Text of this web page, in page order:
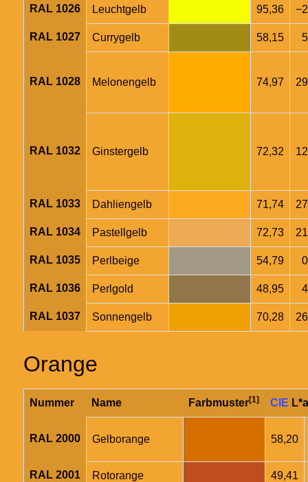
RAL 1026 Leuchtgelb 95,36
RAL 1027 Currygelb 58,15
RAL 1028 Melonengelb 74,97
RAL 1032 Ginstergelb 72,32
RAL 1033 Dahliengelb 71,74
RAL 1034 Pastellgelb 72,73
RAL 1035 Perlbeige 54,79
RAL 1036 Perlgold 48,95
RAL 1037 Sonnengelb 70,28
Orange
Nummer Name Farbmuster[1] CIE
RAL 2000 Gelborange 58,20
RAL 2001 Rotorange 49,41